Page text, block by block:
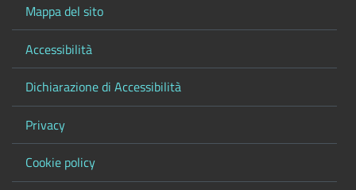
Mappa del sito
Accessibilità
Dichiarazione di Accessibilità
Privacy
Cookie policy